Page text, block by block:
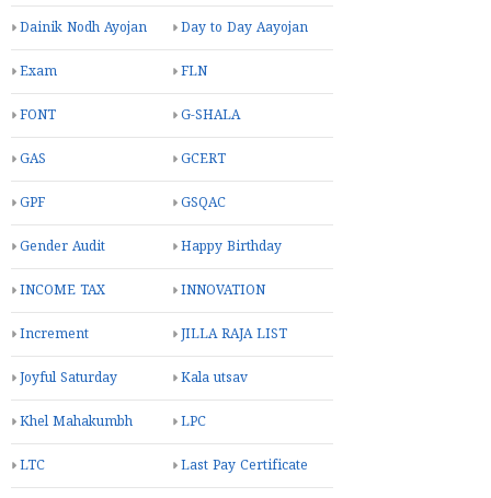
Dainik Nodh Ayojan Day to Day Aayojan
Exam FLN
FONT G-SHALA
GAS GCERT
GPF GSQAC
Gender Audit Happy Birthday
INCOME TAX INNOVATION
Increment JILLA RAJA LIST
Joyful Saturday Kala utsav
Khel Mahakumbh LPC
LTC Last Pay Certificate